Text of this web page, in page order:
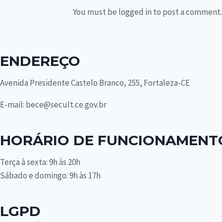
You must be logged in to post a comment.
ENDEREÇO
Avenida Presidente Castelo Branco, 255, Fortaleza-CE
E-mail: bece@secult.ce.gov.br
HORÁRIO DE
Terça à sexta: 9h às 20h
Sábado e domingo: 9h às 17h
LGPD